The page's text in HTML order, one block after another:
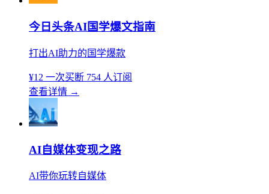
今日头条AI国学爆文指南
打出AI助力的国学爆款
¥12 一次买断 754 人订阅
查看详情 →
AI自媒体变现之路
AI带你玩转自媒体